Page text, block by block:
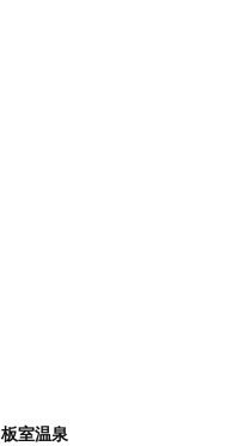
板室温泉